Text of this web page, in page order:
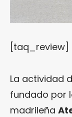
[taq_review]
La actividad
fundado por
madrileña